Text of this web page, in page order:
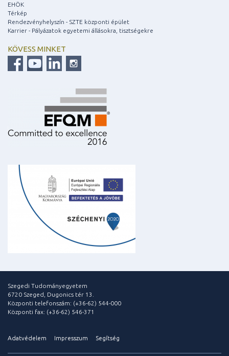
EHÖK
Térkép
Rendezvényhelyszín - SZTE központi épület
Karrier - Pályázatok egyetemi állásokra, tisztségekre
KÖVESS MINKET
Szegedi Tudományegyetem
6720 Szeged, Dugonics tér 13.
Központi telefonszám: (+36-62) 544-000
Központi fax: (+36-62) 546-371
Adatvédelem Impresszum Segítség